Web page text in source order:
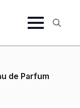
de Parfum